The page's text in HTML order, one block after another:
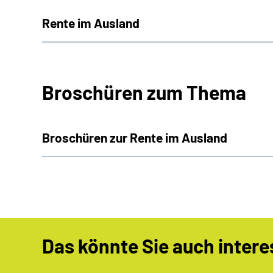
Rente im Ausland
Broschüren zum Thema
Broschüren zur Rente im Ausland
Das könnte Sie auch